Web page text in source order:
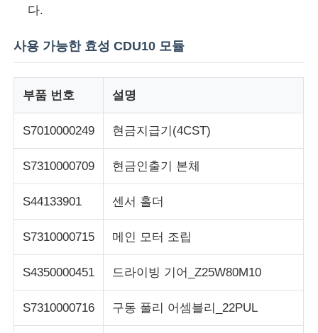
견적 요청
디볼드 ATM 부품
NCR ATM 부품
하요성 ATM 부품
후지쓰 ATM 부품
히타치 ATM 부품
GRG ATM 부분
다.
사용 가능한 효성 CDU10 모듈
부품 번호 설명
S7010000249 현금지급기(4CST)
S7310000709 현금인출기 본체
S44133901 센서 홀더
S7310000715 메인 모터 조립
S4350000451 드라이빙 기어_Z25W80M10
S7310000716 구동 풀리 어셈블리_22PUL